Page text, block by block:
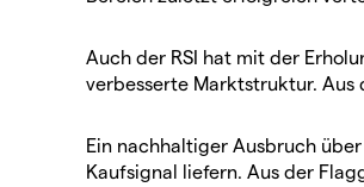
Auch der RSI hat mit der
verbesserte Marktstruktur.
Ein nachhaltiger Ausbruch
Kaufsignal liefern. Aus der